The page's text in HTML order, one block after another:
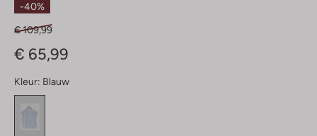
-40%
€ 109,99
€ 65,99
Kleur: Blauw